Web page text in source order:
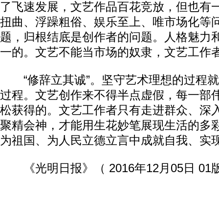
了飞速发展，文艺作品百花竞放，但也有
扭曲、浮躁粗俗、娱乐至上、唯市场化等
题，归根结底是创作者的问题。人格魅力
一的。文艺不能当市场的奴隶，文艺工作
“修辞立其诚”。坚守艺术理想的过程
过程。文艺创作来不得半点虚假，每一部
松获得的。文艺工作者只有走进群众、深
聚精会神，才能用生花妙笔展现生活的多
为祖国、为人民立德立言中成就自我、实
《光明日报》（ 2016年12月05日 01